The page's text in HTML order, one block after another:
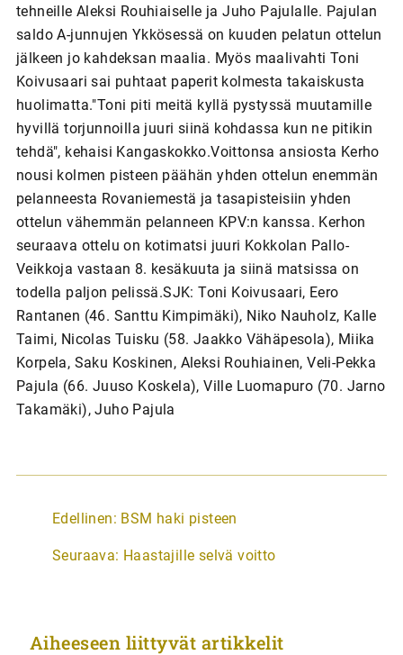
tehneille Aleksi Rouhiaiselle ja Juho Pajulalle. Pajulan
saldo A-junnujen Ykkösessä on kuuden pelatun ottelun
jälkeen jo kahdeksan maalia. Myös maalivahti Toni
Koivusaari sai puhtaat paperit kolmesta takaiskusta
huolimatta."Toni piti meitä kyllä pystyssä muutamille
hyvillä torjunnoilla juuri siinä kohdassa kun ne pitikin
tehdä", kehaisi Kangaskokko.Voittonsa ansiosta Kerho
nousi kolmen pisteen päähän yhden ottelun enemmän
pelanneesta Rovaniemestä ja tasapisteisiin yhden
ottelun vähemmän pelanneen KPV:n kanssa. Kerhon
seuraava ottelu on kotimatsi juuri Kokkolan Pallo-
Veikkoja vastaan 8. kesäkuuta ja siinä matsissa on
todella paljon pelissä.SJK: Toni Koivusaari, Eero
Rantanen (46. Santtu Kimpimäki), Niko Nauholz, Kalle
Taimi, Nicolas Tuisku (58. Jaakko Vähäpesola), Miika
Korpela, Saku Koskinen, Aleksi Rouhiainen, Veli-Pekka
Pajula (66. Juuso Koskela), Ville Luomapuro (70. Jarno
Takamäki), Juho Pajula
A
t
k
Edellinen: BSM haki pisteen
Seuraava: Haastajille selvä voitto
Aiheeseen liittyvät artikkelit